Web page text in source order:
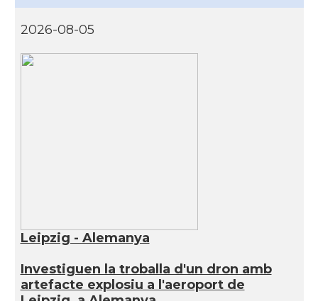
2026-08-05
Leipzig - Alemanya
Investiguen la troballa d'un dron amb
artefacte explosiu a l'aeroport de